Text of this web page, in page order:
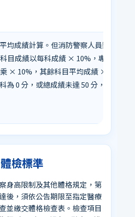
均成績計算。但消防警察人員類別，
目成績以每科成績 × 10%，專業科目
× 10%，其餘科目平均成績 × 70%。
為 0 分，或總成績未達 50 分，或體能
檢標準
身高限制及其他體格規定，第
後，須依公告期限至指定醫療
並繳交體格檢查表。檢查項目